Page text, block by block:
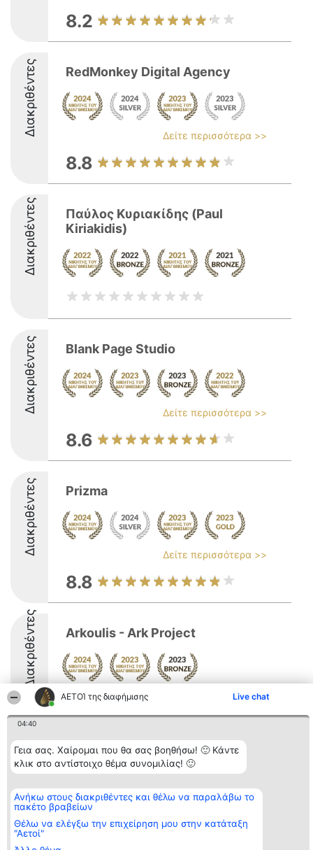
ΑΕΤΟΊ της διαφήμισης Live chat
04:40
Γεια σας. Χαίρομαι που θα σας βοηθήσω! 🙂 Κάντε
κλικ στο αντίστοιχο θέμα συνομιλίας! 🙂
Ανήκω στους διακριθέντες και θέλω να παραλάβω το
πακέτο βραβείων
Θέλω να ελέγξω την επιχείρηση μου στην κατάταξη
"Αετοί"
8.2
Διακριθέντες RedMonkey Digital Agency
Δείτε περισσότερα >>
8.8
Διακριθέντες
Παύλος Κυριακίδης (Paul
Kiriakidis)
Διακριθέντες Blank Page Studio
Δείτε περισσότερα >>
8.6
Διακριθέντες Prizma
Δείτε περισσότερα >>
8.8
Διακριθέντες Arkoulis - Ark Project
8.6
Διοργανωτής της
κατάταξης
BEAUTIFUL COMPANY
ΤΗΛ. ΕΠΙΚΟΙΝΩΝΙΑΣ:
2104128019
email:
aetoi@beautifulcompany.co
Κατάταξη
Διακριθέντες
Λίστα όλων
διακριθέντων
Μεθοδολογία
προϋποθέσεις
Επικοινωνία